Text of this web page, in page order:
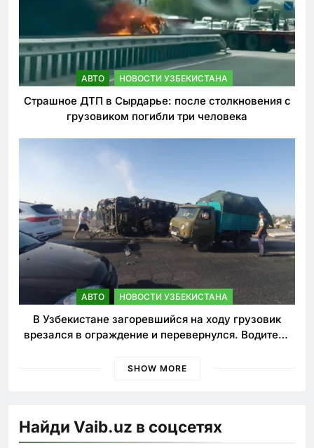
АВТО НОВОСТИ УЗБЕКИСТАНА
Страшное ДТП в Сырдарье: после столкновения с
грузовиком погибли три человека
АВТО НОВОСТИ УЗБЕКИСТАНА
В Узбекистане загоревшийся на ходу грузовик
врезался в ограждение и перевернулся. Водитель
SHOW MORE
Найди Vaib.uz в соцсетях